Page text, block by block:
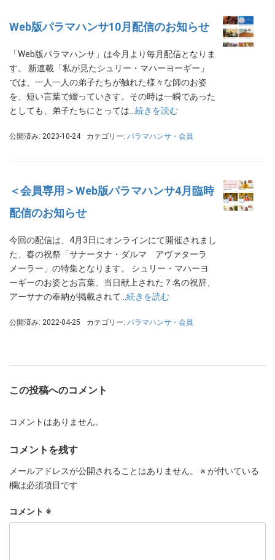
Web版パラマハンサ10月配信のお知らせ
「Web版パラマハンサ」は今月より毎月配信となりま
す。 新連載「私が見たシュリー・マハーヨーギー」
では、一人一人の弟子たちが触れた様々な師のお姿
を、短い言葉で綴っていきす。その時は一瞬であった
としても、弟子たちにとっては… 続きを読む
公開済み: 2023-10-24 カテゴリー: パラマハンサ・会員
＜会員専用＞Web版パラマハンサ4月臨時
配信のお知らせ
今回の配信は、4月3日にオンラインにて開催されまし
た、春の祝祭「サナータナ・ダルマ アヴァターラ
メーラー」の特集となります。 シュリー・マハーヨ
ーギーのお姿とお言葉、当日献上された７名の祝辞、
アーサナの奉納が掲載されて… 続きを読む
公開済み: 2022-04-25 カテゴリー: パラマハンサ・会員
この投稿へのコメント
コメントはありません。
コメントを残す
メールアドレスが公開されることはありません。 ※ が付いている
欄は必須項目です
コメント ※